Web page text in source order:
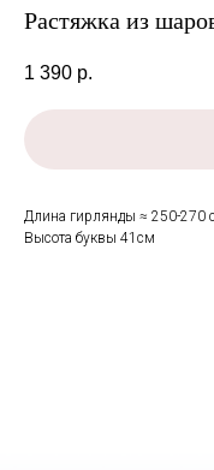
Растяжка из
1 390 р.
Длина гирлянды ≈ 250-270
Высота буквы 41см